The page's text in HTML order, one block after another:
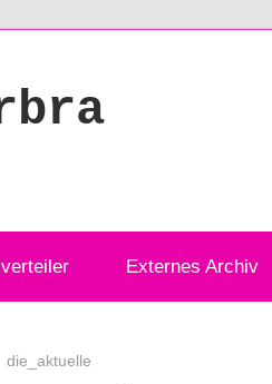
Externes Archiv
die_aktuelle